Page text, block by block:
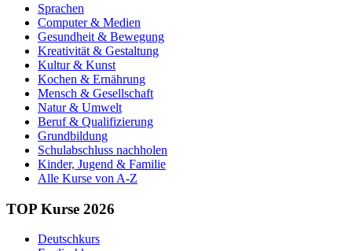
Sprachen
Computer & Medien
Gesundheit & Bewegung
Kreativität & Gestaltung
Kultur & Kunst
Kochen & Ernährung
Mensch & Gesellschaft
Natur & Umwelt
Beruf & Qualifizierung
Grundbildung
Schulabschluss nachholen
Kinder, Jugend & Familie
Alle Kurse von A-Z
TOP Kurse 2026
Deutschkurs